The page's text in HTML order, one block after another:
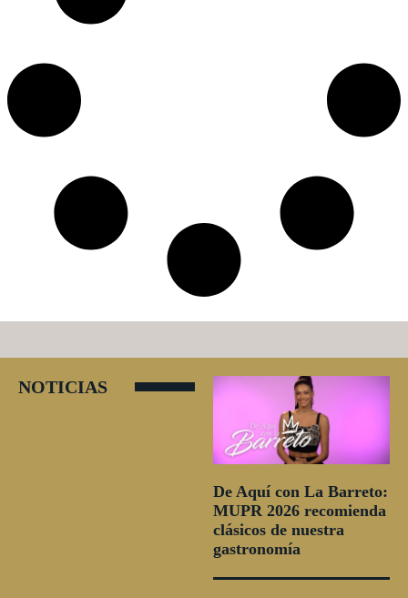
NOTICIAS
De Aquí con La Barreto:
MUPR 2026 recomienda
clásicos de nuestra
gastronomía